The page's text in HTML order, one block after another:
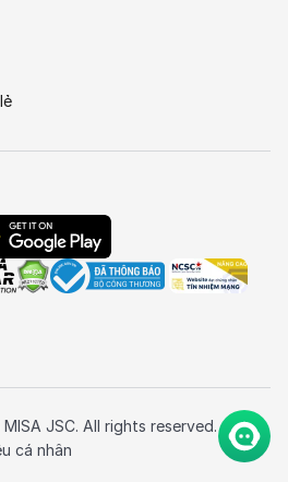
JSC. All rights reserved.
cá nhân